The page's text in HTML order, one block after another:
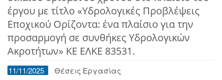
έργου με τίτλο «Υδρολογικές Προβλέψεις
Εποχικού Ορίζοντα: ένα πλαίσιο για την
προσαρμογή σε συνθήκες Υδρολογικών
Ακροτήτων» ΚΕ ΕΛΚΕ 83531.
11/11/2025 Θέσεις Εργασίας